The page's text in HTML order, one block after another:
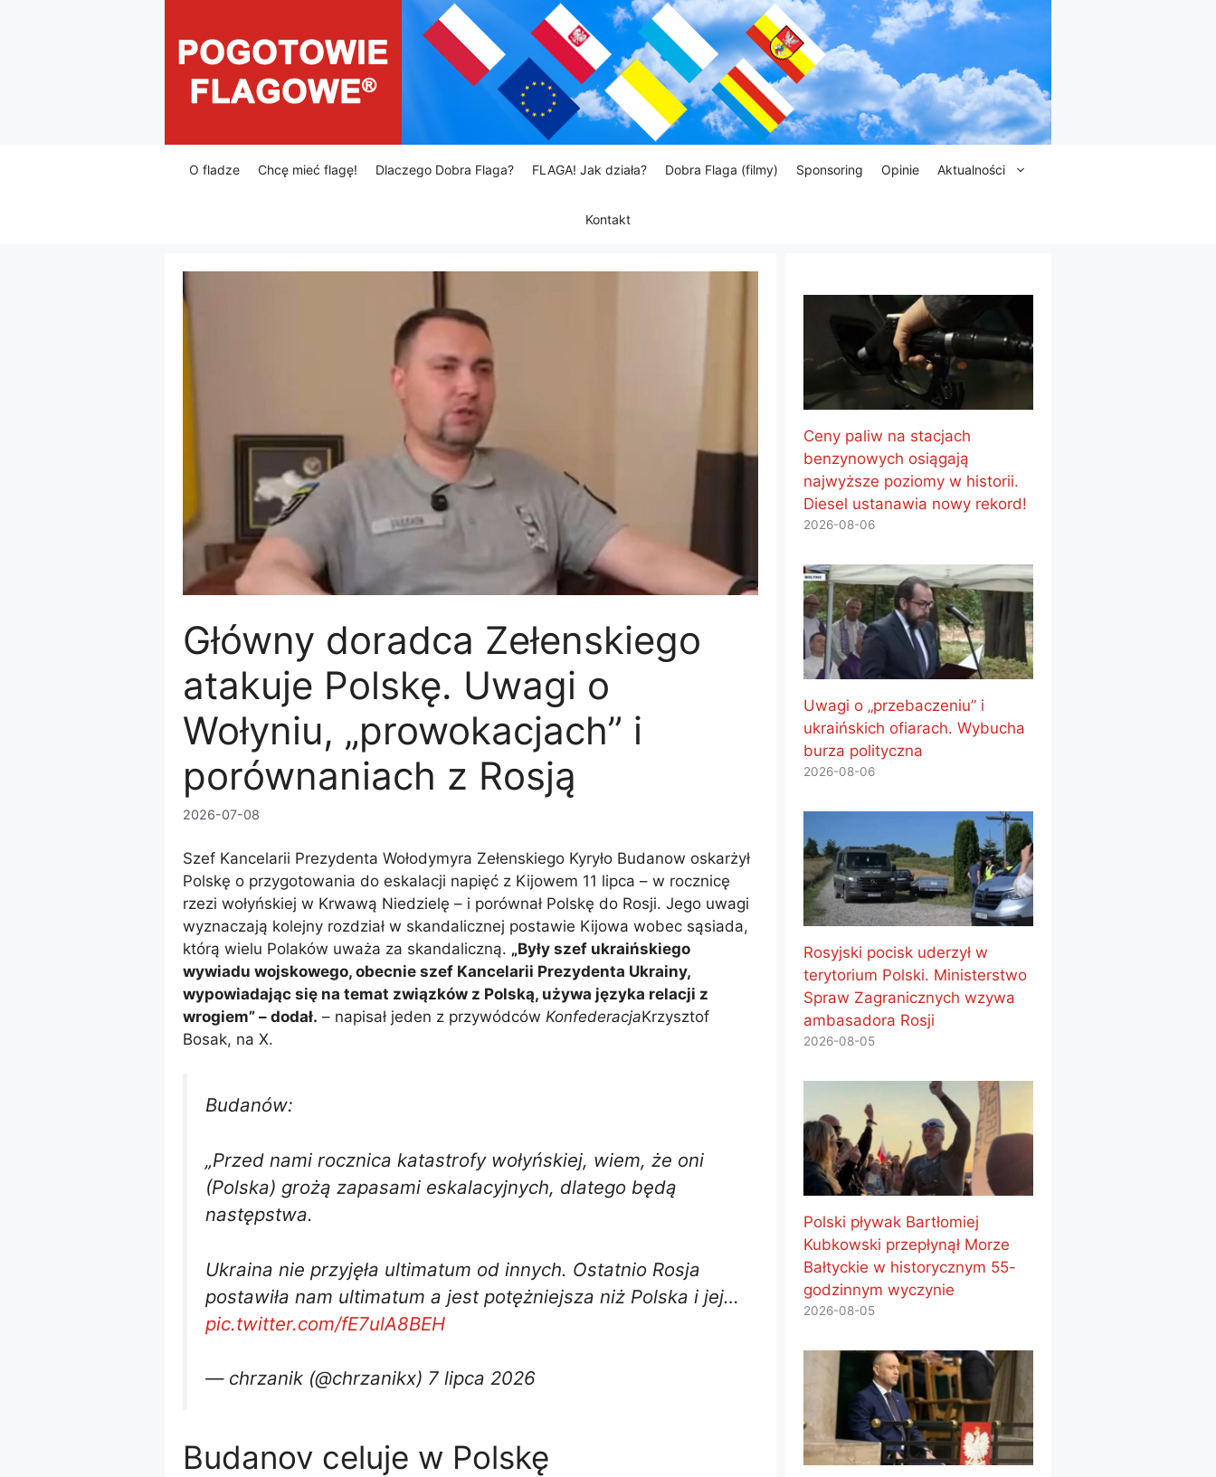
O fladze Chcę mieć flagę! Dlaczego Dobra Flaga? FLAGA! Jak działa? Dobra Flaga (filmy) Sponsoring Opinie Aktualności
Kontakt
Główny doradca Zełenskiego
atakuje Polskę. Uwagi o
Wołyniu, „prowokacjach” i
porównaniach z Rosją
2026-07-08
Szef Kancelarii Prezydenta Wołodymyra Zełenskiego Kyryło Budanow oskarżył
Polskę o przygotowania do eskalacji napięć z Kijowem 11 lipca – w rocznicę
rzezi wołyńskiej w Krwawą Niedzielę – i porównał Polskę do Rosji. Jego uwagi
wyznaczają kolejny rozdział w skandalicznej postawie Kijowa wobec sąsiada,
którą wielu Polaków uważa za skandaliczną. „Były szef ukraińskiego
wywiadu wojskowego, obecnie szef Kancelarii Prezydenta Ukrainy,
wypowiadając się na temat związków z Polską, używa języka relacji z
wrogiem” – dodał. – napisał jeden z przywódców KonfederacjaKrzysztof
Bosak, na X.
Budanów:
„Przed nami rocznica katastrofy wołyńskiej, wiem, że oni
(Polska) grożą zapasami eskalacyjnych, dlatego będą
następstwa.
Ukraina nie przyjęła ultimatum od innych. Ostatnio Rosja
postawiła nam ultimatum a jest potężniejsza niż Polska i jej…
pic.twitter.com/fE7ulA8BEH
— chrzanik (@chrzanikx) 7 lipca 2026
Budanov celuje w Polskę
Ceny paliw na stacjach
benzynowych osiągają
najwyższe poziomy w historii.
Diesel ustanawia nowy rekord!
2026-08-06
Uwagi o „przebaczeniu” i
ukraińskich ofiarach. Wybucha
burza polityczna
2026-08-06
Rosyjski pocisk uderzył w
terytorium Polski. Ministerstwo
Spraw Zagranicznych wzywa
ambasadora Rosji
2026-08-05
Polski pływak Bartłomiej
Kubkowski przepłynął Morze
Bałtyckie w historycznym 55-
godzinnym wyczynie
2026-08-05